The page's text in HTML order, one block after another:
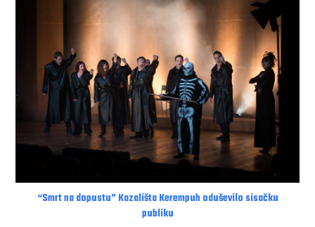
“Smrt na dopustu” Kazališta Kerempuh oduševilo sisačku
publiku